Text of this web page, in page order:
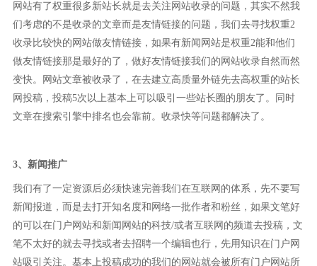
网站有了权重很多新站长就是去关注网站收录的问题，其实不然我
们考虑的不是收录的文章而是友情链接的问题，我们去寻找权重2
收录比较快的网站做友情链接，如果有新闻网站是权重2能和他们
做友情链接那是最好的了，做好友情链接我们的网站收录自然而然
变快。网站文章被收录了，在去建立高质量外链先去高权重的站长
网投稿，投稿5次以上基本上可以吸引一些站长圈的朋友了。同时
文章在搜索引擎中排名也会靠前。收录快等问题都解决了。
3、新闻推广
我们有了一定资源后必须快速完善我们在互联网的体系，先不要写
新闻报道，而是去打开知名度和网络一批作者和粉丝，如果文笔好
的可以在门户网站和新闻网站的科技/或者互联网的频道去投稿，文
笔不太好的就去寻找或者去招聘一个编辑也行，先用知识在门户网
站吸引关注。基本上投稿成功的我们的网站就会被所有门户网站所